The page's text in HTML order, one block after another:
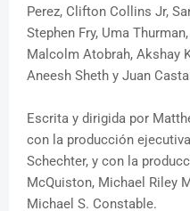
Perez, Clifton Collins Jr,
Stephen Fry, Uma
Malcolm Atobrah, Akshay
Aneesh Sheth y Juan
Escrita y dirigida por
con la producción
Schechter, y con la
McQuiston, Michael Riley
Michael S. Constable.